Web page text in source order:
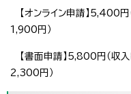
【オンライン申請】5,400円
1,900円）
【書面申請】5,800円（収
2,300円）